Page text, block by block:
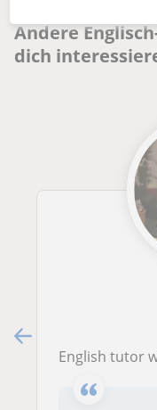
Andere
dich
English tutor